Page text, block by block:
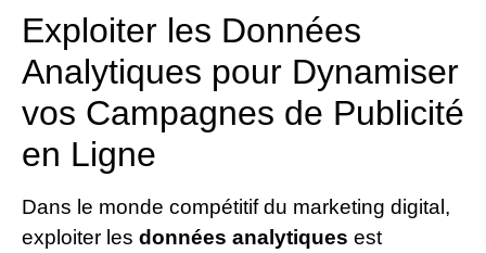
Exploiter les Données
Analytiques pour Dynamiser
vos Campagnes de Publicité
en Ligne
Dans le monde compétitif du marketing digital,
exploiter les données analytiques est